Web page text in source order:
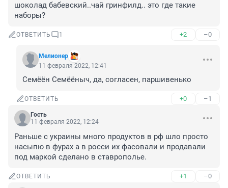
шоколад бабевский..чай гринфилд.. это где такие
наборы?
ОТВЕТИТЬ 1 +2 –0
Мелионер
11 февраля 2022, 12:41
Семёён Семёёныч, да, согласен, паршивенько
ОТВЕТИТЬ +0 –1
Гость
11 февраля 2022, 12:24
Раньше с украины много продуктов в рф шло просто
насыпю в фурах а в росси их фасовали и продавали
под маркой сделано в ставрополье.
ОТВЕТИТЬ +1 –0